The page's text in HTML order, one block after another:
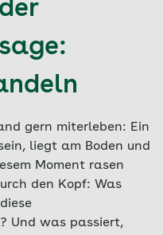
gern miterleben: Ein
liegt am Boden und
Moment rasen
den Kopf: Was
Und was passiert,